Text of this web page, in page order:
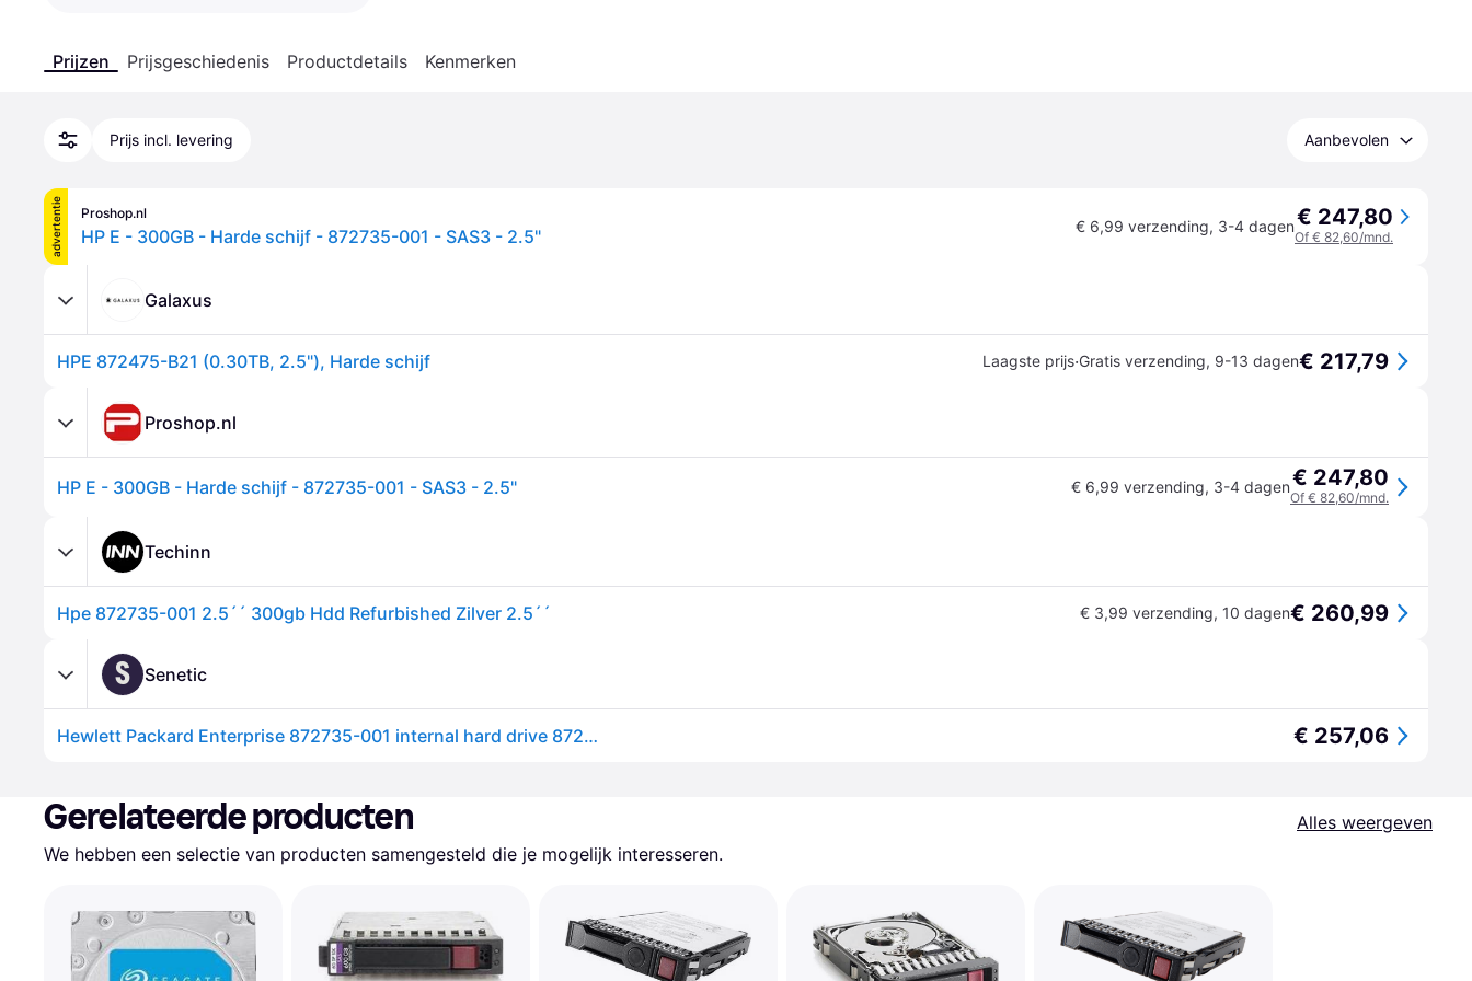
Prijzen Prijsgeschiedenis Productdetails Kenmerken
Prijs incl. levering Aanbevolen
advertentie Proshop.nl
HP E - 300GB - Harde schijf - 872735-001 - SAS3 - 2.5" € 6,99 verzending, 3-4 dagen€ 247,80
Of € 82,60/mnd.
Galaxus
HPE 872475-B21 (0.30TB, 2.5"), Harde schijf Laagste prijs·Gratis verzending, 9-13 dagen€ 217,79
Proshop.nl
HP E - 300GB - Harde schijf - 872735-001 - SAS3 - 2.5" € 6,99 verzending, 3-4 dagen€ 247,80
Of € 82,60/mnd.
Techinn
Hpe 872735-001 2.5´´ 300gb Hdd Refurbished Zilver 2.5´´ € 3,99 verzending, 10 dagen€ 260,99
S Senetic
Hewlett Packard Enterprise 872735-001 internal hard drive 872735-001 € 257,06
Gerelateerde producten
Alles weergeven
We hebben een selectie van producten samengesteld die je mogelijk interesseren.